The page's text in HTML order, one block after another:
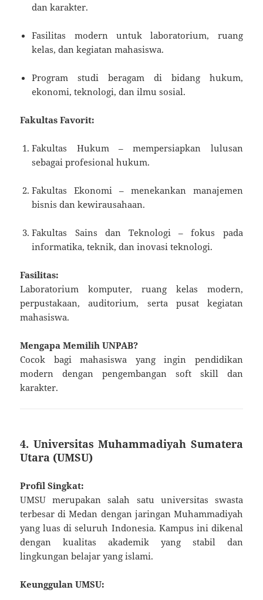
dan karakter.
Fasilitas modern untuk laboratorium, ruang
kelas, dan kegiatan mahasiswa.
Program studi beragam di bidang hukum,
ekonomi, teknologi, dan ilmu sosial.
Fakultas Favorit:
Fakultas Hukum – mempersiapkan lulusan
sebagai profesional hukum.
Fakultas Ekonomi – menekankan manajemen
bisnis dan kewirausahaan.
Fakultas Sains dan Teknologi – fokus pada
informatika, teknik, dan inovasi teknologi.
Fasilitas:
Laboratorium komputer, ruang kelas modern,
perpustakaan, auditorium, serta pusat kegiatan
mahasiswa.
Mengapa Memilih UNPAB?
Cocok bagi mahasiswa yang ingin pendidikan
modern dengan pengembangan soft skill dan
karakter.
4. Universitas Muhammadiyah Sumatera
Utara (UMSU)
Profil Singkat:
UMSU merupakan salah satu universitas swasta
terbesar di Medan dengan jaringan Muhammadiyah
yang luas di seluruh Indonesia. Kampus ini dikenal
dengan kualitas akademik yang stabil dan
lingkungan belajar yang islami.
Keunggulan UMSU: